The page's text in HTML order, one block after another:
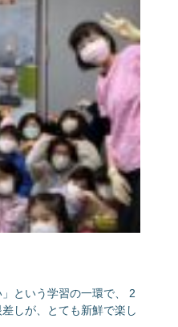
という学習の一環で、 2
しが、とても新鮮で楽し